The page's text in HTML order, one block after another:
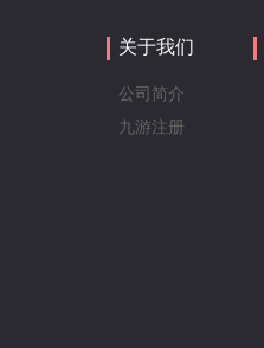
关于我们
公司简介
九游注册